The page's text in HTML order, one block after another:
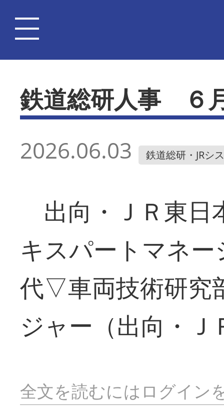
鉄道総研人事 ６
2026.06.03 鉄道総研・JRシ
出向・ＪＲ東日
キスパートマネ
代▽車両技術研究
ジャー（出向・
全文を読むにはログイン